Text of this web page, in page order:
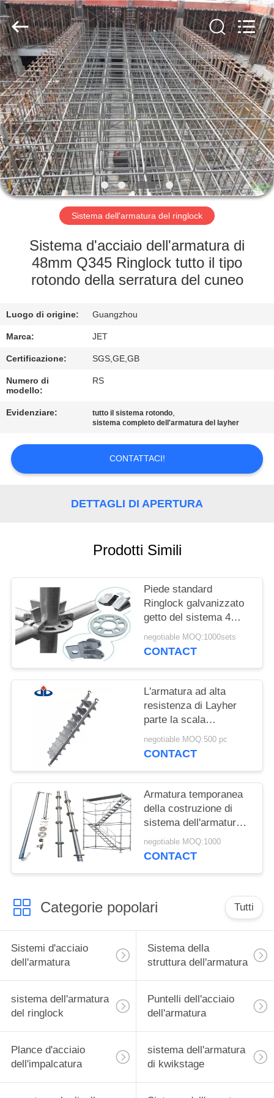
BENVENUTO
PRODOTTI
SU
DI
NOI
DELLA
FABBRICA
DI
QUALITÀ
CONTATTACI
RICHIEDA
CITAZIONE
PRIVACY
POLICY
Scaffold
Formwork
System
Co.,
Ltd..
All
Rights
Reserved.
Sistema dell'armatura del ringlock
Sistema d'acciaio dell'armatura di
48mm Q345 Ringlock tutto il tipo
rotondo della serratura del cuneo
Luogo di origine: Guangzhou
Marca: JET
Certificazione: SGS,GE,GB
Numero di
modello:
RS
Evidenziare: tutto il sistema rotondo,
sistema completo dell'armatura del layher
CONTATTACI!
DETTAGLI DI APERTURA
Prodotti Simili
Piede standard
Ringlock galvanizzato
getto del sistema 4
dell'armatura di ASNZS
Ringlock
negotiable MOQ:1000sets
CONTACT
L'armatura ad alta
resistenza di Layher
parte la scala
telescopica
dell'impalcatura di
negotiable MOQ:500 pc
CONTACT
Armatura temporanea
della costruzione di
sistema dell'armatura
di Ringlock di zincatura
a caldo
negotiable MOQ:1000
CONTACT
Categorie popolari Tutti
Sistemi d'acciaio
dell'armatura
Sistema della
struttura dell'armatura
sistema dell'armatura
del ringlock
Puntelli dell'acciaio
dell'armatura
Plance d'acciaio
dell'impalcatura
sistema dell'armatura
di kwikstage